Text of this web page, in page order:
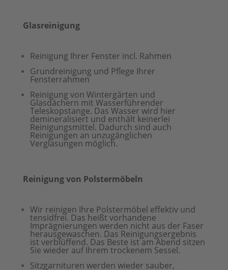
Glasreinigung
Reinigung Ihrer Fenster incl. Rahmen
Grundreinigung und Pflege Ihrer
Fensterrahmen
Reinigung von Wintergärten und
Glasdächern mit Wasserführender
Teleskopstange. Das Wasser wird hier
demineralisiert und enthält keinerlei
Reinigungsmittel. Dadurch sind auch
Reinigungen an unzugänglichen
Verglasungen möglich.
Reinigung von Polstermöbeln
Wir reinigen Ihre Polstermöbel effektiv und
tensidfrei. Das heißt vorhandene
Imprägnierungen werden nicht aus der Faser
herausgewaschen. Das Reinigungsergebnis
ist verblüffend. Das Beste ist am Abend sitzen
Sie wieder auf Ihrem trockenem Sessel.
Sitzgarnituren werden wieder sauber,